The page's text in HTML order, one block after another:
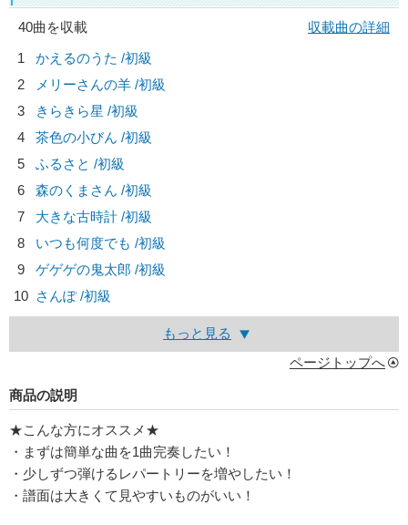
40曲を収載
収載曲の詳細
1
かえるのうた /初級
2
メリーさんの羊 /初級
3
きらきら星 /初級
4
茶色の小びん /初級
5
ふるさと /初級
6
森のくまさん /初級
7
大きな古時計 /初級
8
いつも何度でも /初級
9
ゲゲゲの鬼太郎 /初級
10 さんぽ /初級
もっと見る
ページトップへ
商品の説明
★こんな方にオススメ★
・まずは簡単な曲を1曲完奏したい！
・少しずつ弾けるレパートリーを増やしたい！
・譜面は大きくて見やすいものがいい！